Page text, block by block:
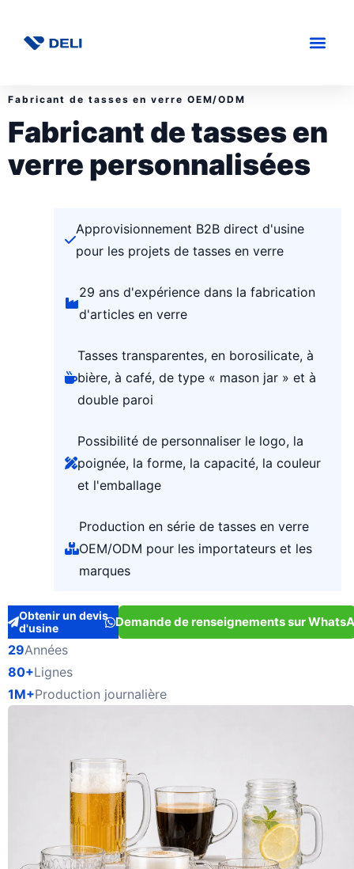
Fabricant de tasses en verre OEM/ODM
Fabricant de tasses en
verre personnalisées
Approvisionnement B2B direct d'usine
pour les projets de tasses en verre
29 ans d'expérience dans la fabrication
d'articles en verre
Tasses transparentes, en borosilicate, à
bière, à café, de type « mason jar » et à
double paroi
Possibilité de personnaliser le logo, la
poignée, la forme, la capacité, la couleur
et l'emballage
Production en série de tasses en verre
OEM/ODM pour les importateurs et les
marques
Obtenir un devis
d'usine
Demande de renseignements sur
29Années
80+Lignes
1M+Production journalière